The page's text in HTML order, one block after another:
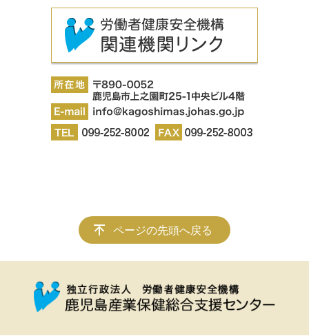
ページの先頭へ戻る